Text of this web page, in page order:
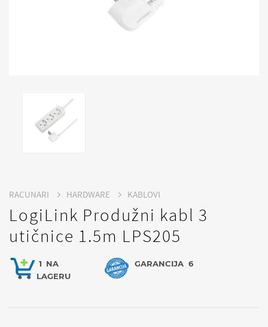
RACUNARI HARDWARE KABLOVI
LogiLink Produžni kabl 3
utičnice 1.5m LPS205
1 NA
LAGERU
GARANCIJA 6